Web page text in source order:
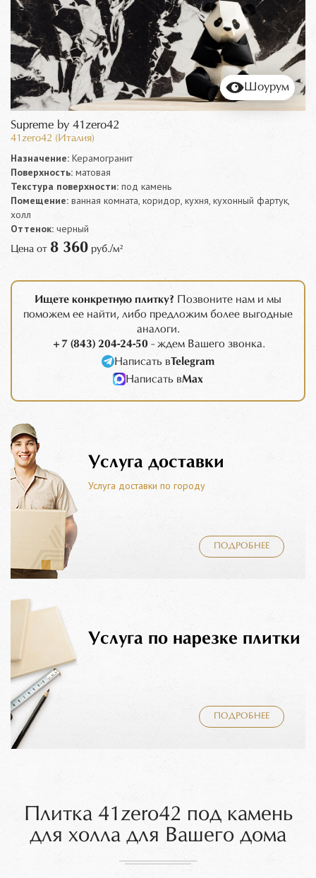
Шоурум
Supreme by 41zero42
41zero42 (Италия)
Назначение: Керамогранит
Поверхность: матовая
Текстура поверхности: под камень
Помещение: ванная комната, коридор, кухня, кухонный фартук,
холл
Оттенок: черный
Цена от 8 360 руб./м²
Ищете конкретную плитку? Позвоните нам и мы
поможем ее найти, либо предложим более выгодные
аналоги.
+7 (843) 204-24-50 - ждем Вашего звонка.
Написать вTelegram
Написать вMax
Услуга доставки
Услуга доставки по городу
ПОДРОБНЕЕ
Услуга по нарезке плитки
ПОДРОБНЕЕ
Плитка 41zero42 под камень
для холла для Вашего дома